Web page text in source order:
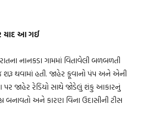
યાદ આ ગઈ
નાનકડા ગામમાં વિતાવેલી બળબળતી
થવામાં હતી. જાહેર કૂવાનો પંપ અને એની
જાહેર રેડિયો સાથે જોડેલું શંકુ આકારનું
બનાવતો અને કારણ વિના ઉદાસીની ટીસ